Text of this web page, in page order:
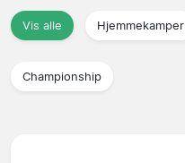
Vis alle Hjemmekamper
Championship